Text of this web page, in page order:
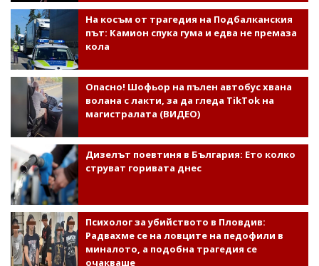
На косъм от трагедия на Подбалканския
път: Камион спука гума и едва не премаза
кола
Опасно! Шофьор на пълен автобус хвана
волана с лакти, за да гледа TikTok на
магистралата (ВИДЕО)
Дизелът поевтиня в България: Ето колко
струват горивата днес
Психолог за убийството в Пловдив:
Радвахме се на ловците на педофили в
миналото, а подобна трагедия се
очакваше